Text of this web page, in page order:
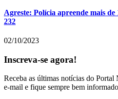
Agreste: Polícia apreende mais
232
02/10/2023
Inscreva-se agora!
Receba as últimas notícias do Portal
e-mail e fique sempre bem